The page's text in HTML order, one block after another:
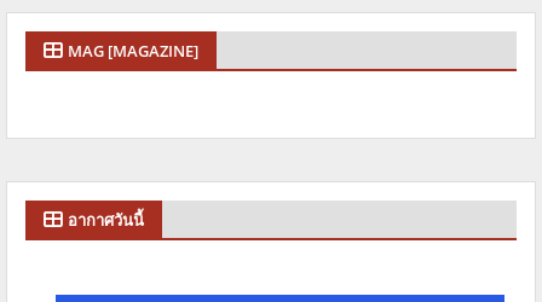
MAG [MAGAZINE]
อากาศวันนี้